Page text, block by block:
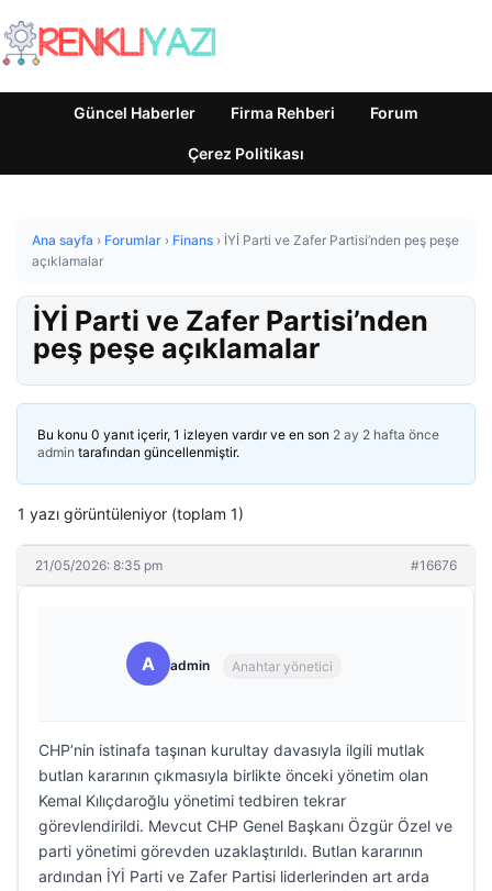
Güncel Haberler Firma Rehberi Forum
Çerez Politikası
Ana sayfa › Forumlar › Finans › İYİ Parti ve Zafer Partisi’nden peş peşe
açıklamalar
İYİ Parti ve Zafer Partisi’nden
peş peşe açıklamalar
Bu konu 0 yanıt içerir, 1 izleyen vardır ve en son 2 ay 2 hafta önce
admin tarafından güncellenmiştir.
1 yazı görüntüleniyor (toplam 1)
21/05/2026: 8:35 pm #16676
A admin Anahtar yönetici
CHP’nin istinafa taşınan kurultay davasıyla ilgili mutlak
butlan kararının çıkmasıyla birlikte önceki yönetim olan
Kemal Kılıçdaroğlu yönetimi tedbiren tekrar
görevlendirildi. Mevcut CHP Genel Başkanı Özgür Özel ve
parti yönetimi görevden uzaklaştırıldı. Butlan kararının
ardından İYİ Parti ve Zafer Partisi liderlerinden art arda